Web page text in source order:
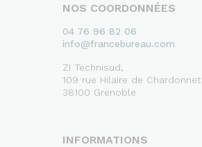
NOS COORDONNÉES
04 76 96 82 06
info@francebureau.com
ZI Technisud,
109 rue Hilaire de Chardonnet
38100 Grenoble
INFORMATIONS